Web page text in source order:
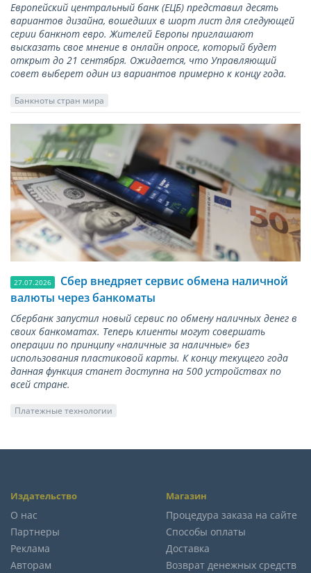
Европейский центральный банк (ЕЦБ) представил десять
вариантов дизайна, вошедших в шорт лист для следующей
серии банкнот евро. Жителей Европы приглашают
высказать свое мнение в онлайн опросе, который будет
открыт до 21 сентября. Ожидается, что Управляющий
совет выберет один из вариантов примерно к концу года.
Банкноты стран мира
27.07.2026
Сбер внедряет сервис обмена наличной
валюты через банкоматы
Сбербанк запустил новый сервис по обмену наличных денег в
своих банкоматах. Теперь клиенты могут совершать
операции по принципу «наличные за наличные» без
использования пластиковой карты. К концу текущего года
данная функция станет доступна на 500 устройствах по
всей стране.
Платежные технологии
Издательство
О нас
Партнеры
Реклама
Авторам
Магазин
Процедура заказа на сайте
Способы оплаты
Доставка
Возврат денежных средств